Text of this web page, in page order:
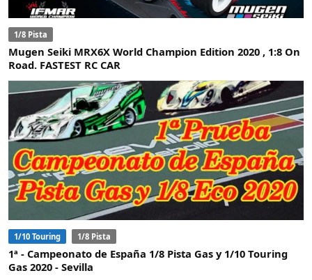
1/8 Pista
Mugen Seiki MRX6X World Champion Edition 2020 , 1:8 On
Road. FASTEST RC CAR
1/10 Touring 1/8 Pista
1ª - Campeonato de España 1/8 Pista Gas y 1/10 Touring
Gas 2020 - Sevilla